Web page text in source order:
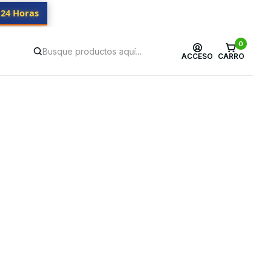
ACCESO
0
CARRO
24 Horas